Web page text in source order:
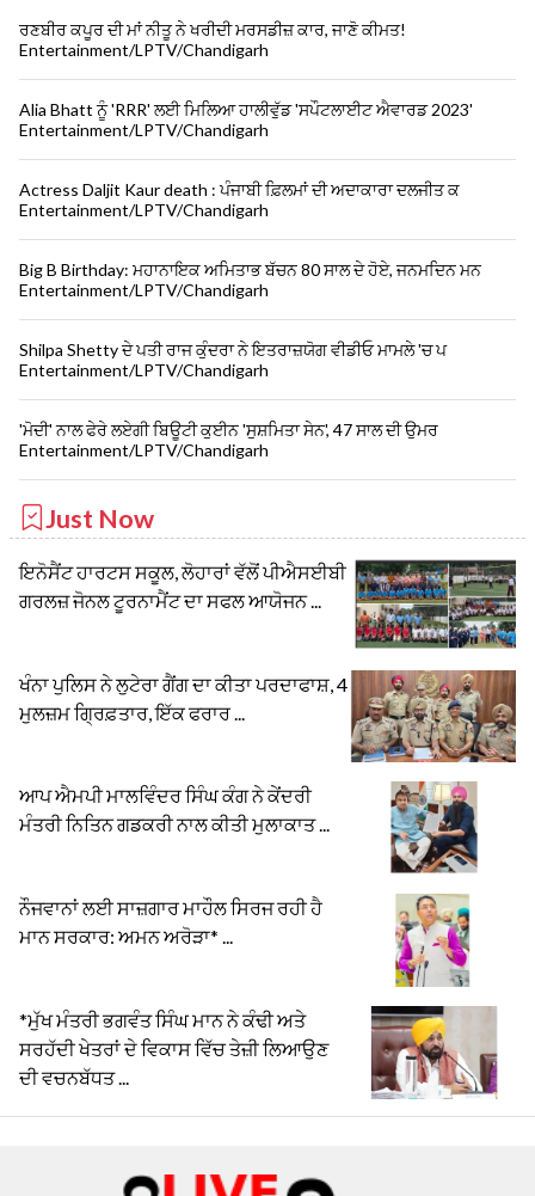
ਰਣਬੀਰ ਕਪੂਰ ਦੀ ਮਾਂ ਨੀਤੂ ਨੇ ਖਰੀਦੀ ਮਰਸਡੀਜ਼ ਕਾਰ, ਜਾਣੋ ਕੀਮਤ!
Entertainment/LPTV/Chandigarh
Alia Bhatt ਨੂੰ 'RRR' ਲਈ ਮਿਲਿਆ ਹਾਲੀਵੁੱਡ 'ਸਪੌਟਲਾਈਟ ਐਵਾਰਡ 2023'
Entertainment/LPTV/Chandigarh
Actress Daljit Kaur death : ਪੰਜਾਬੀ ਫ਼ਿਲਮਾਂ ਦੀ ਅਦਾਕਾਰਾ ਦਲਜੀਤ ਕ
Entertainment/LPTV/Chandigarh
Big B Birthday: ਮਹਾਨਾਇਕ ਅਮਿਤਾਭ ਬੱਚਨ 80 ਸਾਲ ਦੇ ਹੋਏ, ਜਨਮਦਿਨ ਮਨ
Entertainment/LPTV/Chandigarh
Shilpa Shetty ਦੇ ਪਤੀ ਰਾਜ ਕੁੰਦਰਾ ਨੇ ਇਤਰਾਜ਼ਯੋਗ ਵੀਡੀਓ ਮਾਮਲੇ 'ਚ ਪ
Entertainment/LPTV/Chandigarh
'ਮੋਦੀ' ਨਾਲ ਫੇਰੇ ਲਏਗੀ ਬਿਊਟੀ ਕੁਈਨ 'ਸੁਸ਼ਮਿਤਾ ਸੇਨ', 47 ਸਾਲ ਦੀ ਉਮਰ
Entertainment/LPTV/Chandigarh
Just Now
ਇਨੋਸੈਂਟ ਹਾਰਟਸ ਸਕੂਲ, ਲੋਹਾਰਾਂ ਵੱਲੋਂ ਪੀਐਸਈਬੀ
ਗਰਲਜ਼ ਜੋਨਲ ਟੂਰਨਾਮੈਂਟ ਦਾ ਸਫਲ ਆਯੋਜਨ ...
ਖੰਨਾ ਪੁਲਿਸ ਨੇ ਲੁਟੇਰਾ ਗੈਂਗ ਦਾ ਕੀਤਾ ਪਰਦਾਫਾਸ਼, 4
ਮੁਲਜ਼ਮ ਗ੍ਰਿਫ਼ਤਾਰ, ਇੱਕ ਫਰਾਰ ...
ਆਪ ਐਮਪੀ ਮਾਲਵਿੰਦਰ ਸਿੰਘ ਕੰਗ ਨੇ ਕੇਂਦਰੀ
ਮੰਤਰੀ ਨਿਤਿਨ ਗਡਕਰੀ ਨਾਲ ਕੀਤੀ ਮੁਲਾਕਾਤ ...
ਨੌਜਵਾਨਾਂ ਲਈ ਸਾਜ਼ਗਾਰ ਮਾਹੌਲ ਸਿਰਜ ਰਹੀ ਹੈ
ਮਾਨ ਸਰਕਾਰ: ਅਮਨ ਅਰੋੜਾ* ...
*ਮੁੱਖ ਮੰਤਰੀ ਭਗਵੰਤ ਸਿੰਘ ਮਾਨ ਨੇ ਕੰਢੀ ਅਤੇ
ਸਰਹੱਦੀ ਖੇਤਰਾਂ ਦੇ ਵਿਕਾਸ ਵਿੱਚ ਤੇਜ਼ੀ ਲਿਆਉਣ
ਦੀ ਵਚਨਬੱਧਤ ...